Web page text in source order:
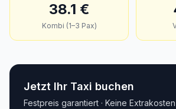
38.1 €
Kombi (1–3 Pax)
Jetzt Ihr Taxi buchen
Festpreis garantiert · Keine Extrakosten